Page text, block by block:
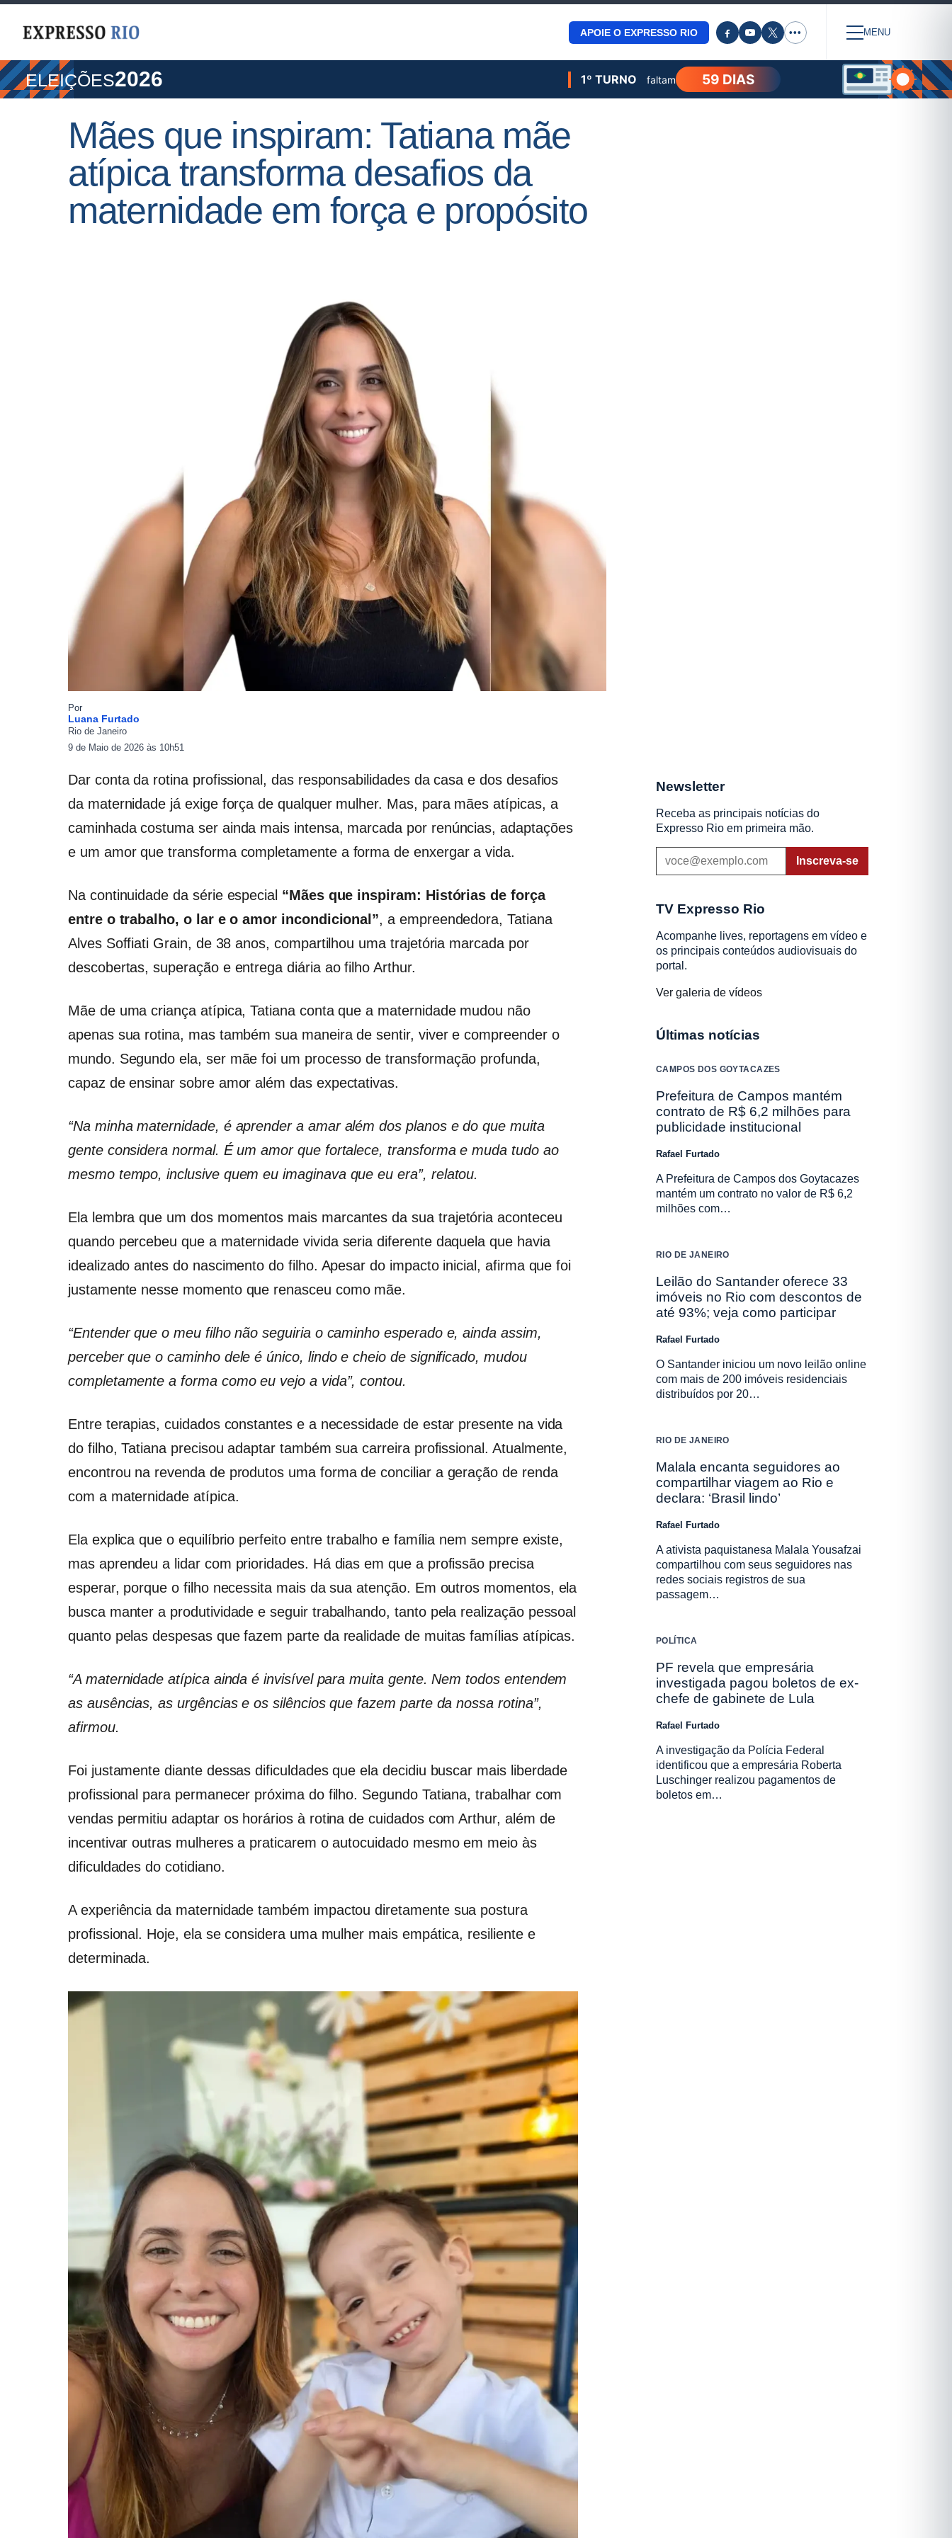
APOIE O EXPRESSO RIO ••• MENU
ELEIÇÕES2026 1º TURNO faltam 59 DIAS
Mães que inspiram: Tatiana mãe
atípica transforma desafios da
maternidade em força e propósito
Por
Luana Furtado
Rio de Janeiro
9 de Maio de 2026 às 10h51
Dar conta da rotina profissional, das responsabilidades da casa e dos desafios
da maternidade já exige força de qualquer mulher. Mas, para mães atípicas, a
caminhada costuma ser ainda mais intensa, marcada por renúncias, adaptações
e um amor que transforma completamente a forma de enxergar a vida.
Na continuidade da série especial “Mães que inspiram: Histórias de força
entre o trabalho, o lar e o amor incondicional”, a empreendedora, Tatiana
Alves Soffiati Grain, de 38 anos, compartilhou uma trajetória marcada por
descobertas, superação e entrega diária ao filho Arthur.
Mãe de uma criança atípica, Tatiana conta que a maternidade mudou não
apenas sua rotina, mas também sua maneira de sentir, viver e compreender o
mundo. Segundo ela, ser mãe foi um processo de transformação profunda,
capaz de ensinar sobre amor além das expectativas.
“Na minha maternidade, é aprender a amar além dos planos e do que muita
gente considera normal. É um amor que fortalece, transforma e muda tudo ao
mesmo tempo, inclusive quem eu imaginava que eu era”, relatou.
Ela lembra que um dos momentos mais marcantes da sua trajetória aconteceu
quando percebeu que a maternidade vivida seria diferente daquela que havia
idealizado antes do nascimento do filho. Apesar do impacto inicial, afirma que foi
justamente nesse momento que renasceu como mãe.
“Entender que o meu filho não seguiria o caminho esperado e, ainda assim,
perceber que o caminho dele é único, lindo e cheio de significado, mudou
completamente a forma como eu vejo a vida”, contou.
Entre terapias, cuidados constantes e a necessidade de estar presente na vida
do filho, Tatiana precisou adaptar também sua carreira profissional. Atualmente,
encontrou na revenda de produtos uma forma de conciliar a geração de renda
com a maternidade atípica.
Ela explica que o equilíbrio perfeito entre trabalho e família nem sempre existe,
mas aprendeu a lidar com prioridades. Há dias em que a profissão precisa
esperar, porque o filho necessita mais da sua atenção. Em outros momentos, ela
busca manter a produtividade e seguir trabalhando, tanto pela realização pessoal
quanto pelas despesas que fazem parte da realidade de muitas famílias atípicas.
“A maternidade atípica ainda é invisível para muita gente. Nem todos entendem
as ausências, as urgências e os silêncios que fazem parte da nossa rotina”,
afirmou.
Foi justamente diante dessas dificuldades que ela decidiu buscar mais liberdade
profissional para permanecer próxima do filho. Segundo Tatiana, trabalhar com
vendas permitiu adaptar os horários à rotina de cuidados com Arthur, além de
incentivar outras mulheres a praticarem o autocuidado mesmo em meio às
dificuldades do cotidiano.
A experiência da maternidade também impactou diretamente sua postura
profissional. Hoje, ela se considera uma mulher mais empática, resiliente e
determinada.
Newsletter
Receba as principais notícias do
Expresso Rio em primeira mão.
Inscreva-se
TV Expresso Rio
Acompanhe lives, reportagens em vídeo e
os principais conteúdos audiovisuais do
portal.
Ver galeria de vídeos
Últimas notícias
CAMPOS DOS GOYTACAZES
Prefeitura de Campos mantém
contrato de R$ 6,2 milhões para
publicidade institucional
Rafael Furtado
A Prefeitura de Campos dos Goytacazes
mantém um contrato no valor de R$ 6,2
milhões com…
RIO DE JANEIRO
Leilão do Santander oferece 33
imóveis no Rio com descontos de
até 93%; veja como participar
Rafael Furtado
O Santander iniciou um novo leilão online
com mais de 200 imóveis residenciais
distribuídos por 20…
RIO DE JANEIRO
Malala encanta seguidores ao
compartilhar viagem ao Rio e
declara: ‘Brasil lindo’
Rafael Furtado
A ativista paquistanesa Malala Yousafzai
compartilhou com seus seguidores nas
redes sociais registros de sua
passagem…
POLÍTICA
PF revela que empresária
investigada pagou boletos de ex-
chefe de gabinete de Lula
Rafael Furtado
A investigação da Polícia Federal
identificou que a empresária Roberta
Luschinger realizou pagamentos de
boletos em…